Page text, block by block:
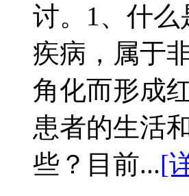
讨。1、什
疾病，属于
角化而形成
患者的生活
些？目前...[